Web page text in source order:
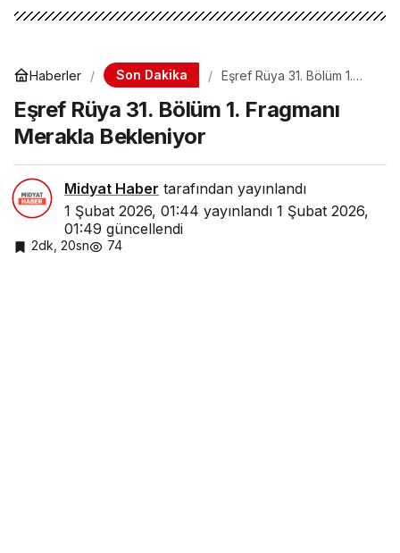
Haberler Son Dakika
Eşref Rüya 31. Bölüm 1.
Bekleniyor
Eşref Rüya 31. Bölüm 1. Fragmanı
Merakla Bekleniyor
Midyat Haber tarafından yayınlandı
1 Şubat 2026, 01:44 yayınlandı 1 Şubat 2026,
01:49 güncellendi
2dk, 20sn 74